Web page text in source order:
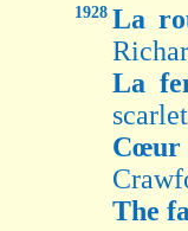
1928 La
La
Cœur
The